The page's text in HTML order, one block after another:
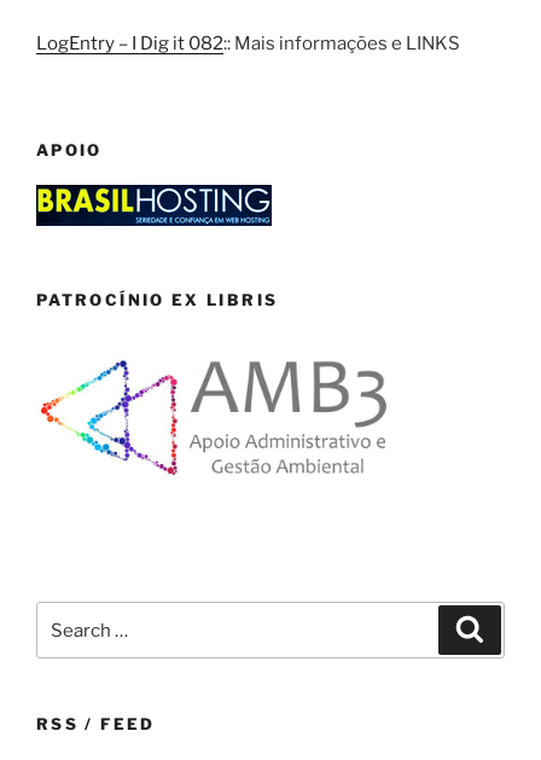
LogEntry – I Dig it 082:: Mais informações e LINKS
APOIO
PATROCÍNIO EX LIBRIS
for:
RSS / FEED